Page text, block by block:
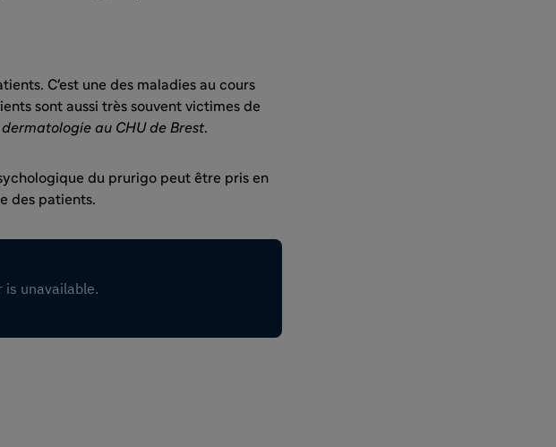
C'est une des maladies au cours
sont aussi très souvent victimes de
au CHU de Brest.
du prurigo peut être pris en
des patients.